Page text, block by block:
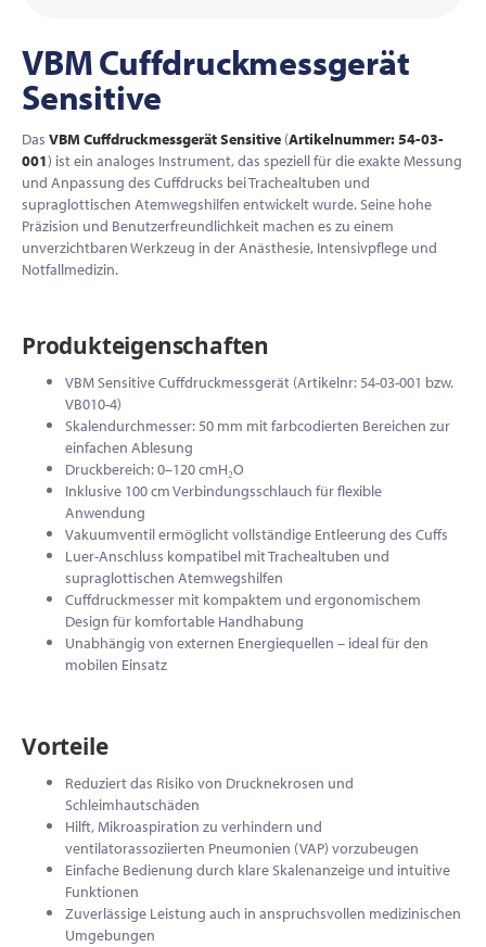
VBM Cuffdruckmessgerät
Sensitive
Das VBM Cuffdruckmessgerät Sensitive (Artikelnummer: 54-03-
001) ist ein analoges Instrument, das speziell für die exakte Messung
und Anpassung des Cuffdrucks bei Trachealtuben und
supraglottischen Atemwegshilfen entwickelt wurde. Seine hohe
Präzision und Benutzerfreundlichkeit machen es zu einem
unverzichtbaren Werkzeug in der Anästhesie, Intensivpflege und
Notfallmedizin.
Produkteigenschaften
VBM Sensitive Cuffdruckmessgerät (Artikelnr: 54-03-001 bzw.
VB010-4)
Skalendurchmesser: 50 mm mit farbcodierten Bereichen zur
einfachen Ablesung
Druckbereich: 0–120 cmH₂O
Inklusive 100 cm Verbindungsschlauch für flexible
Anwendung
Vakuumventil ermöglicht vollständige Entleerung des Cuffs
Luer-Anschluss kompatibel mit Trachealtuben und
supraglottischen Atemwegshilfen
Cuffdruckmesser mit kompaktem und ergonomischem
Design für komfortable Handhabung
Unabhängig von externen Energiequellen – ideal für den
mobilen Einsatz
Vorteile
Reduziert das Risiko von Drucknekrosen und
Schleimhautschäden
Hilft, Mikroaspiration zu verhindern und
ventilatorassoziierten Pneumonien (VAP) vorzubeugen
Einfache Bedienung durch klare Skalenanzeige und intuitive
Funktionen
Zuverlässige Leistung auch in anspruchsvollen medizinischen
Umgebungen